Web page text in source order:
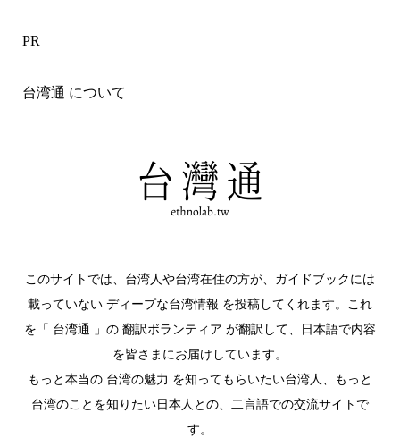
PR
台湾通 について
このサイトでは、台湾人や台湾在住の方が、ガイドブックには
載っていない ディープな台湾情報 を投稿してくれます。これ
を「 台湾通 」の 翻訳ボランティア が翻訳して、日本語で内容
を皆さまにお届けしています。
もっと本当の 台湾の魅力 を知ってもらいたい台湾人、もっと
台湾のことを知りたい日本人との、二言語での交流サイトで
す。